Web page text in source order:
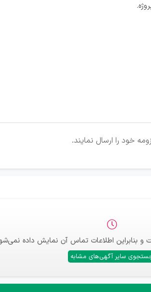
خود را ارسال نمایند.
بنابراین اطلاعات تماس آن نمایش داده
سایر آگهی‌های مشابه